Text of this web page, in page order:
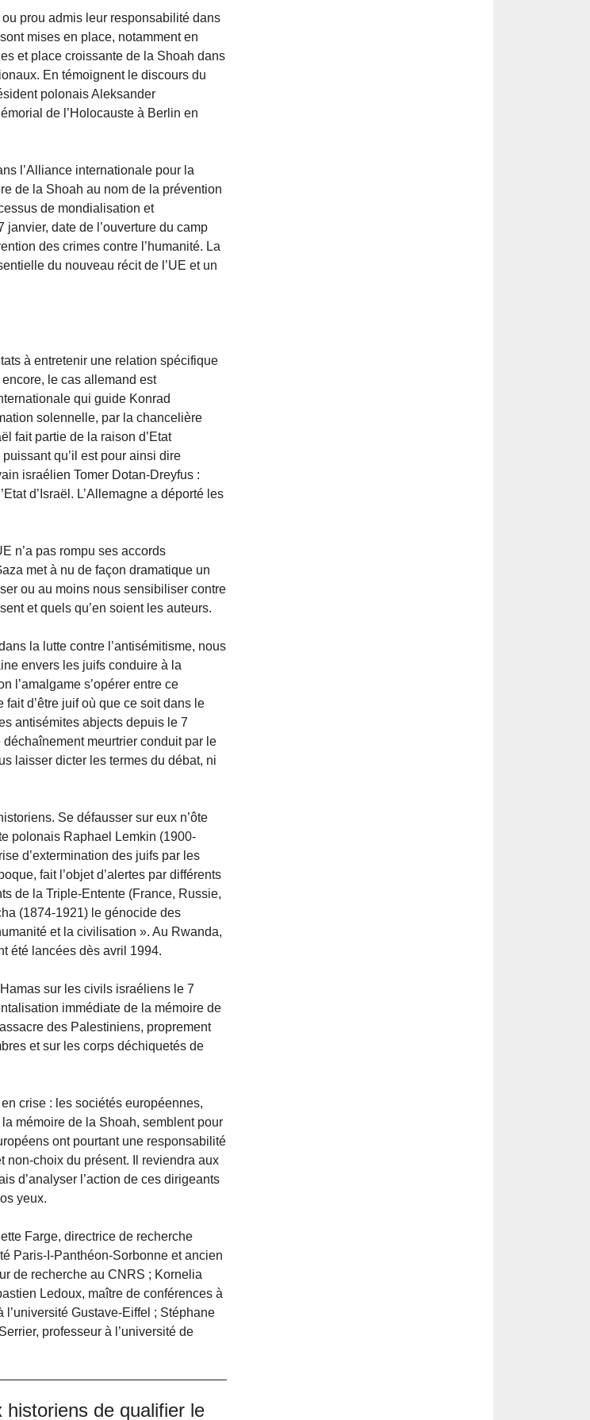
prou admis leur responsabilité dans
mises en place, notamment en
et place croissante de la Shoah dans
En témoignent le discours du
polonais Aleksander
de l’Holocauste à Berlin en
l’Alliance internationale pour la
de la Shoah au nom de la prévention
de mondialisation et
date de l’ouverture du camp
des crimes contre l’humanité. La
du nouveau récit de l’UE et un
à entretenir une relation spécifique
le cas allemand est
qui guide Konrad
solennelle, par la chancelière
fait partie de la raison d’Etat
qu’il est pour ainsi dire
israélien Tomer Dotan-Dreyfus :
d’Israël. L’Allemagne a déporté les
n’a pas rompu ses accords
met à nu de façon dramatique un
ou au moins nous sensibiliser contre
et quels qu’en soient les auteurs.
la lutte contre l’antisémitisme, nous
envers les juifs conduire à la
l’amalgame s’opérer entre ce
d’être juif où que ce soit dans le
antisémites abjects depuis le 7
meurtrier conduit par le
laisser dicter les termes du débat, ni
Se défausser sur eux n’ôte
polonais Raphael Lemkin (1900-
d’extermination des juifs par les
fait l’objet d’alertes par différents
de la Triple-Entente (France, Russie,
(1874-1921) le génocide des
et la civilisation ». Au Rwanda,
été lancées dès avril 1994.
sur les civils israéliens le 7
immédiate de la mémoire de
des Palestiniens, proprement
et sur les corps déchiquetés de
crise : les sociétés européennes,
mémoire de la Shoah, semblent pour
ont pourtant une responsabilité
non-choix du présent. Il reviendra aux
d’analyser l’action de ces dirigeants
yeux.
Farge, directrice de recherche
Paris-I-Panthéon-Sorbonne et ancien
de recherche au CNRS ; Kornelia
Ledoux, maître de conférences à
l’université Gustave-Eiffel ; Stéphane
professeur à l’université de
historiens de qualifier le